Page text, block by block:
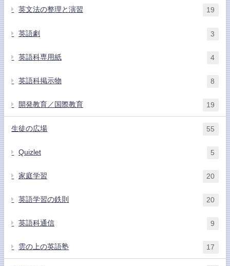
英文法の整理と演習 19
英語劇 3
英語科専用紙 4
英語科掲示物 8
開発教育／国際教育 19
生徒の広場 55
Quizlet 5
家庭学習 20
英語学習の鉄則 20
英語科通信 9
雲の上の英語塾 17